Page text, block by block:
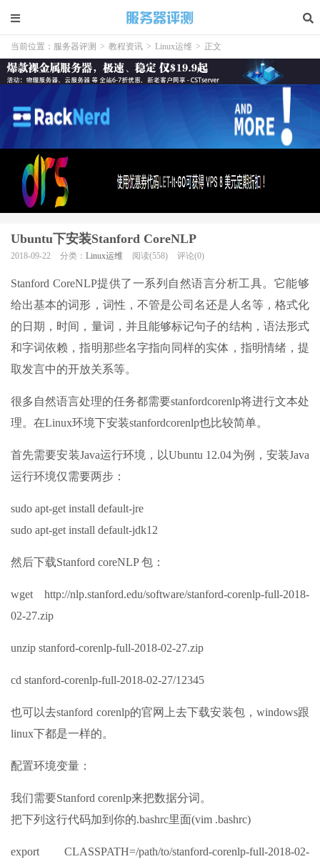
当前位置： 服务器评测 > 教程资讯 > Linux运维 > 正文
Ubuntu下安装Stanford CoreNLP
2018-09-22 分类： Linux运维 阅读(558) 评论(0)
Stanford CoreNLP提供了一系列自然语言分析工具。它能够
给出基本的词形，词性，不管是公司名还是人名等，格式化
的日期，时间，量词，并且能够标记句子的结构，语法形式
和字词依赖，指明那些名字指向同样的实体，指明情绪，提
取发言中的开放关系等。
很多自然语言处理的任务都需要stanfordcorenlp将进行文本处
理。在Linux环境下安装stanfordcorenlp也比较简单。
首先需要安装Java运行环境，以Ubuntu 12.04为例，安装Java
运行环境仅需要两步：
sudo apt-get install default-jre
sudo apt-get install default-jdk12
然后下载Stanford coreNLP 包：
wget http://nlp.stanford.edu/software/stanford-corenlp-full-2018-
02-27.zip
unzip stanford-corenlp-full-2018-02-27.zip
cd stanford-corenlp-full-2018-02-27/12345
也可以去stanford corenlp的官网上去下载安装包，windows跟
linux下都是一样的。
配置环境变量：
我们需要Stanford corenlp来把数据分词。
把下列这行代码加到你的.bashrc里面(vim .bashrc)
export CLASSPATH=/path/to/stanford-corenlp-full-2018-02-